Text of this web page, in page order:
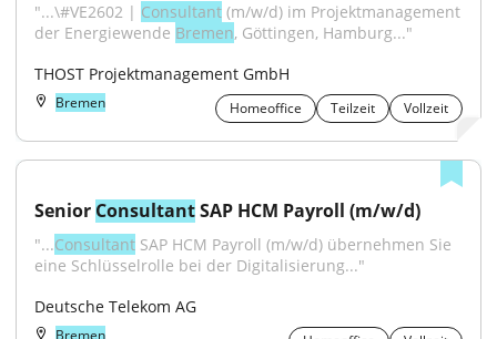
"...\#VE2602 | Consultant (m/w/d) im Projektmanagement
der Energiewende Bremen, Göttingen, Hamburg..."
THOST Projektmanagement GmbH
Bremen Homeoffice Teilzeit Vollzeit
Senior Consultant SAP HCM Payroll (m/w/d)
"...Consultant SAP HCM Payroll (m/w/d) übernehmen Sie
eine Schlüsselrolle bei der Digitalisierung..."
Deutsche Telekom AG
Bremen